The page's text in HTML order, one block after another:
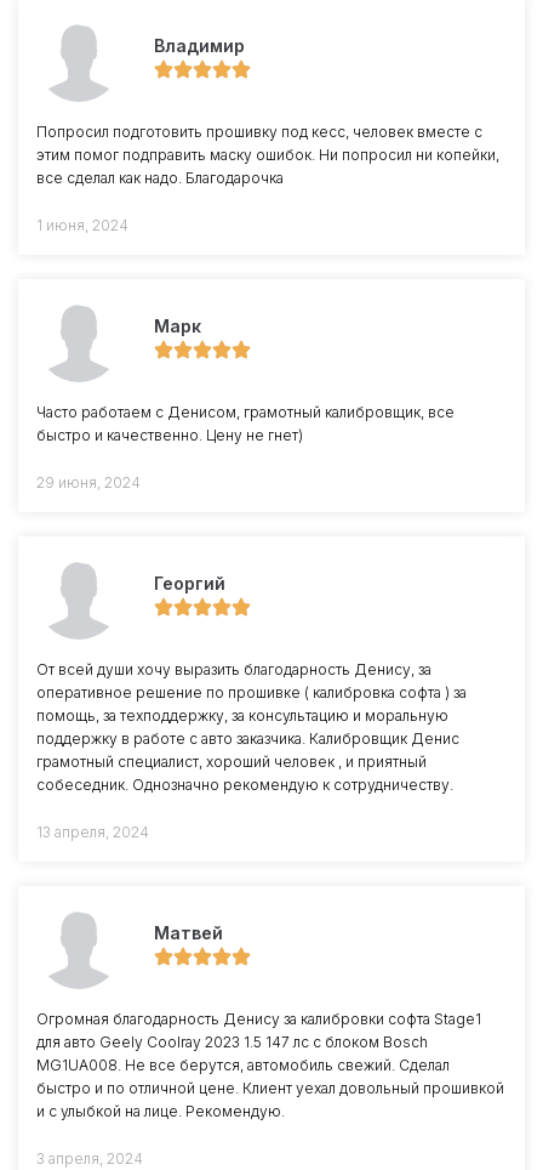
Владимир
Попросил подготовить прошивку под кесс, человек вместе с
этим помог подправить маску ошибок. Ни попросил ни копейки,
все сделал как надо. Благодарочка
1 июня, 2024
Марк
Часто работаем с Денисом, грамотный калибровщик, все
быстро и качественно. Цену не гнет)
29 июня, 2024
Георгий
От всей души хочу выразить благодарность Денису, за
оперативное решение по прошивке ( калибровка софта ) за
помощь, за техподдержку, за консультацию и моральную
поддержку в работе с авто заказчика. Калибровщик Денис
грамотный специалист, хороший человек , и приятный
собеседник. Однозначно рекомендую к сотрудничеству.
13 апреля, 2024
Матвей
Огромная благодарность Денису за калибровки софта Stage1
для авто Geely Coolray 2023 1.5 147 лс с блоком Bosch
MG1UA008. Не все берутся, автомобиль свежий. Сделал
быстро и по отличной цене. Клиент уехал довольный прошивкой
и с улыбкой на лице. Рекомендую.
3 апреля, 2024